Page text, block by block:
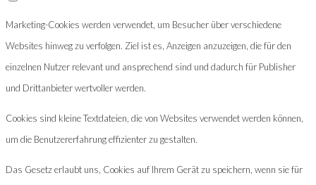
Marketing-Cookies werden verwendet, um Besucher über verschiedene
Websites hinweg zu verfolgen. Ziel ist es, Anzeigen anzuzeigen, die für den
einzelnen Nutzer relevant und ansprechend sind und dadurch für Publisher
und Drittanbieter wertvoller werden.
Cookies sind kleine Textdateien, die von Websites verwendet werden können,
um die Benutzererfahrung effizienter zu gestalten.
Das Gesetz erlaubt uns, Cookies auf Ihrem Gerät zu speichern, wenn sie für